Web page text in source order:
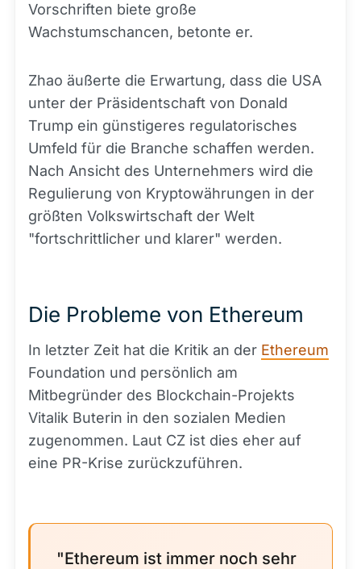
Vorschriften biete große
Wachstumschancen, betonte er.
Zhao äußerte die Erwartung, dass die USA
unter der Präsidentschaft von Donald
Trump ein günstigeres regulatorisches
Umfeld für die Branche schaffen werden.
Nach Ansicht des Unternehmers wird die
Regulierung von Kryptowährungen in der
größten Volkswirtschaft der Welt
"fortschrittlicher und klarer" werden.
Die Probleme von Ethereum
In letzter Zeit hat die Kritik an der Ethereum
Foundation und persönlich am
Mitbegründer des Blockchain-Projekts
Vitalik Buterin in den sozialen Medien
zugenommen. Laut CZ ist dies eher auf
eine PR-Krise zurückzuführen.
"Ethereum ist immer noch sehr